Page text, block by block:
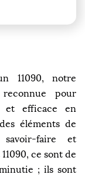
11090, notre
pour
et efficace en
éléments de
faire et
ce sont de
; ils sont